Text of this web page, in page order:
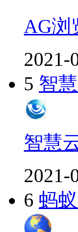
AG浏
2021-
5 智
智慧
2021-
6 蚂